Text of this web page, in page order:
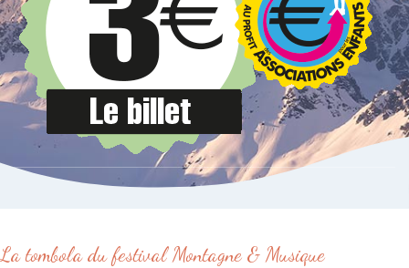
La tombola du festival Montagne & Musique